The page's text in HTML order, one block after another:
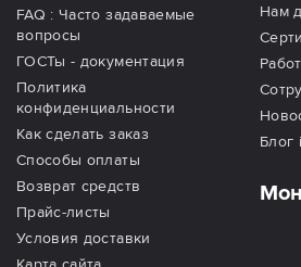
FAQ : Часто задаваемые
вопросы
ГОСТы - документация
Политика
конфиденциальности
Как сделать заказ
Способы оплаты
Возврат средств
Прайс-листы
Условия доставки
Нам
Блог